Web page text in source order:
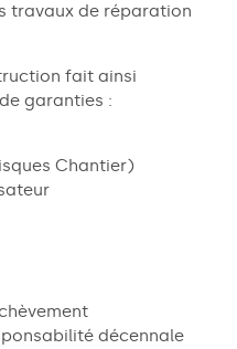
travaux de réparation
fait ainsi
garanties :
Chantier)
décennale